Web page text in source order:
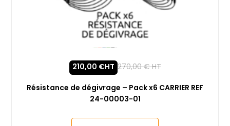
Résistance de dégivrage – Pack x6 CARRIER REF
24-00003-01
210,00 €HT 270,00€HT